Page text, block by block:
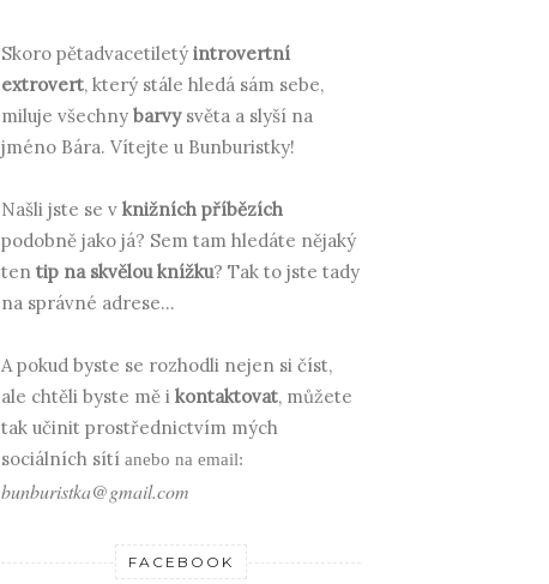
Skoro pětadvacetiletý introvertní
extrovert, který stále hledá sám sebe,
miluje všechny barvy světa a slyší na
jméno Bára. Vítejte u Bunburistky!
Našli jste se v knižních příbězích
podobně jako já? Sem tam hledáte nějaký
ten tip na skvělou knížku? Tak to jste tady
na správné adrese...
A pokud byste se rozhodli nejen si číst,
ale chtěli byste mě i kontaktovat, můžete
tak učinit prostřednictvím mých
sociálních sítí anebo na email:
bunburistka@gmail.com
FACEBOOK